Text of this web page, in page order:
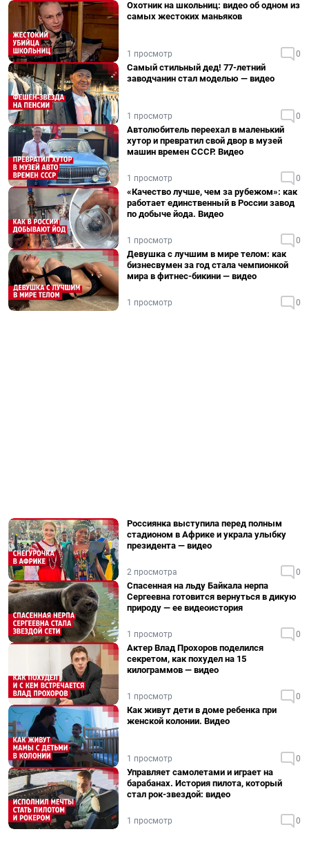
Охотник на школьниц: видео об одном из
самых жестоких маньяков
1 просмотр 0
Самый стильный дед! 77-летний
заводчанин стал моделью — видео
1 просмотр 0
Автолюбитель переехал в маленький
хутор и превратил свой двор в музей
машин времен СССР. Видео
1 просмотр 0
«Качество лучше, чем за рубежом»: как
работает единственный в России завод
по добыче йода. Видео
1 просмотр 0
Девушка с лучшим в мире телом: как
бизнесвумен за год стала чемпионкой
мира в фитнес-бикини — видео
1 просмотр 0
Россиянка выступила перед полным
стадионом в Африке и украла улыбку
президента — видео
2 просмотра 0
Спасенная на льду Байкала нерпа
Сергеевна готовится вернуться в дикую
природу — ее видеоистория
1 просмотр 0
Актер Влад Прохоров поделился
секретом, как похудел на 15
килограммов — видео
1 просмотр 0
Как живут дети в доме ребенка при
женской колонии. Видео
1 просмотр 0
Управляет самолетами и играет на
барабанах. История пилота, который
стал рок-звездой: видео
1 просмотр 0